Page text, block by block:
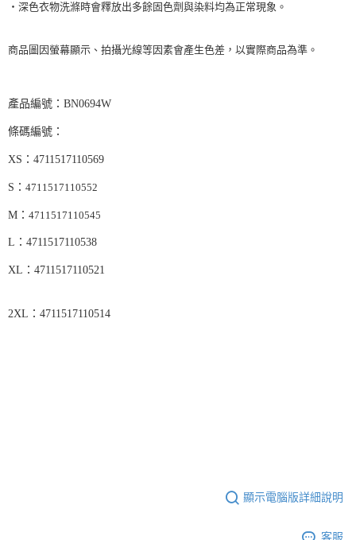
‧深色衣物洗滌時會釋放出多餘固色劑與染料均為正常現象。
商品圖因螢幕顯示、拍攝光線等因素會產生色差，以實際商品為準。
產品編號： BN0694W
條碼編號：
XS： 4711517110569
S： 4711517110552
M： 4711517110545
L： 4711517110538
XL： 4711517110521
2XL： 4711517110514
顯示電腦版詳細說明
客服